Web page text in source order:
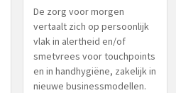
De zorg voor morgen
vertaalt zich op persoonlijk
vlak in alertheid en/of
smetvrees voor touchpoints
en in handhygiëne, zakelijk in
nieuwe businessmodellen.